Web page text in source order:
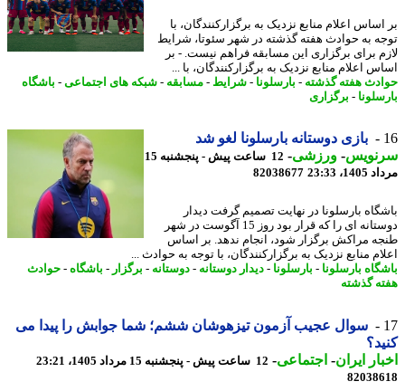
اعلام منابع نزدیک به برگزارکنندگان، با
به حوادث هفته گذشته در شهر سئوتا، شرایط
برای برگزاری این مسابقه فراهم نیست. - بر
اعلام منابع نزدیک به برگزارکنندگان، با ...
هفته گذشته-بارسلونا-شرایط -مسابقه-شبکه های اجتماعی-باشگاه
-برگزاری
بازی دوستانه بارسلونا لغو شد
-ورزشی-
12 ساعت پیش - پنجشنبه 15
23:33
82038677
بارسلونا در نهایت تصمیم گرفت دیدار
دوستانه ای را که قرار بود روز 15 آگوست در شهر
مراکش برگزار شود، انجام ندهد. بر اساس
منابع نزدیک به برگزارکنندگان، با توجه به حوادث ...
بارسلونا-بارسلونا-دیدار دوستانه-دوستانه-برگزار - باشگاه-حوادث
گذشته
سوال عجیب آزمون تیزهوشان ششم؛ شما جوابش را پیدا می
ایران- اجتماعی-12 ساعت پیش - پنجشنبه 15 مرداد 1405، 23:21